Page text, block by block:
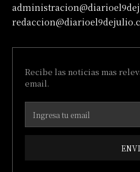
Recibe las noticias mas
email.